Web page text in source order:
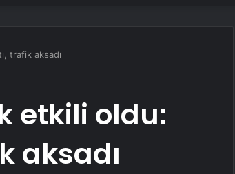
trafik aksadı
etkili oldu:
aksadı